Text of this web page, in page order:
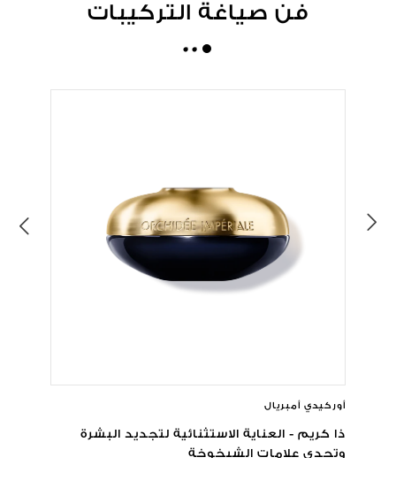
فن صياغة التركيبات
أوركيدي أمبريال
ذا كريم - العناية الاستثنائية لتجديد البشرة
وتحدي علامات الشيخوخة